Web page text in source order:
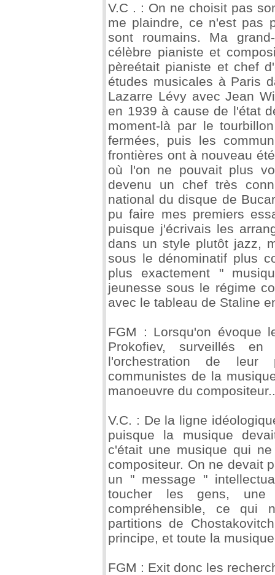
V.C . : On ne choisit pas
me plaindre, ce n'est pas
sont roumains. Ma
célèbre pianiste et
pèreétait pianiste et chef
études musicales à Paris
Lazarre Lévy avec Jean
en 1939 à cause de l'état
moment-là par le
fermées, puis les
frontières ont à nouveau
où l'on ne pouvait plus
devenu un chef très
national du disque de
pu faire mes premiers
puisque j'écrivais les
dans un style plutôt jazz,
sous le dénominatif plus
plus exactement "
jeunesse sous le régime
avec le tableau de Staline
FGM : Lorsqu'on évoque
Prokofiev, surveillés
l'orchestration de leur
communistes de la
manoeuvre du
V.C. : De la ligne
puisque la musique
c'était une musique qui
compositeur. On ne devait
un " message "
toucher les gens, une
compréhensible, ce qui
partitions de
principe, et toute la
FGM : Exit donc les